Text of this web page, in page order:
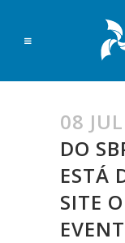
08 JUL
DO
ESTÁ
SITE